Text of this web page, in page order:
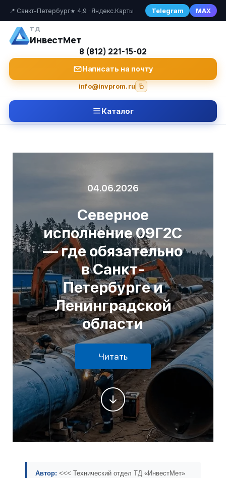
📍 Санкт-Петербург★ 4,9 · Яндекс.Карты Telegram MAX
ТД
ИнвестМет
8 (812) 221-15-02
Написать на почту
info@invprom.ru
Каталог
04.06.2026
Северное
исполнение 09Г2С
— где обязательно
в Санкт-
Петербурге и
Ленинградской
области
Читать
Автор: <<< Технический отдел ТД «ИнвестМет»